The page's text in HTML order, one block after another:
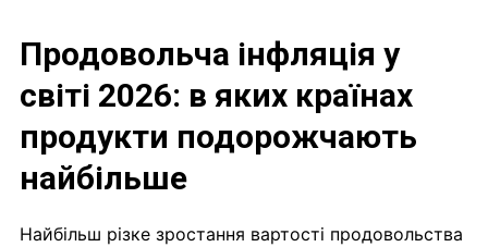
Продовольча інфляція у
світі 2026: в яких країнах
продукти подорожчають
найбільше
Найбільш різке зростання вартості продовольства